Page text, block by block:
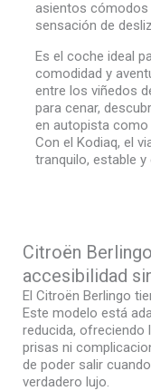
asientos cómodos
sensación de
Es el coche ideal
comodidad y
entre los viñedos
para cenar,
en autopista como
Con el Kodiaq, el
tranquilo, estable y
Citroën
accesibilidad
El Citroën Berlingo
Este modelo está
reducida, ofreciendo
prisas ni
de poder salir
verdadero lujo.